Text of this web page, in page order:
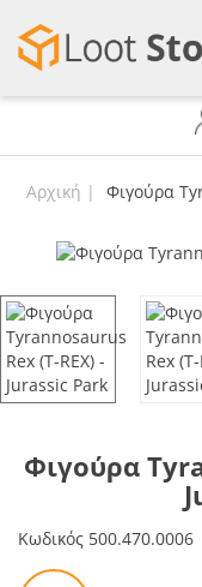
Αρχική Φιγούρα
Φιγούρα
Κωδικός 500.470.0006